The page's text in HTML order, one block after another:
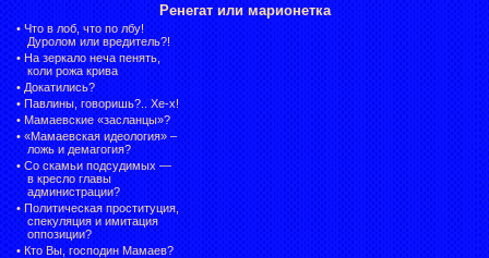
Ренегат или марионетка
• Что в лоб, что по лбу!
Дуролом или вредитель?!
• На зеркало неча пенять,
коли рожа крива
• Докатились?
• Павлины, говоришь?.. Хе-х!
• Мамаевские «засланцы»?
• «Мамаевская идеология» –
ложь и демагогия?
• Со скамьи подсудимых —
в кресло главы
администрации?
• Политическая проституция,
спекуляция и имитация
оппозиции?
• Кто Вы, господин Мамаев?